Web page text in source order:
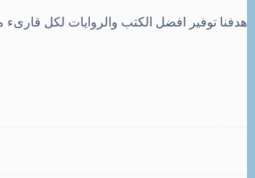
هدفنا توفير افضل الكتب والروايات لكل